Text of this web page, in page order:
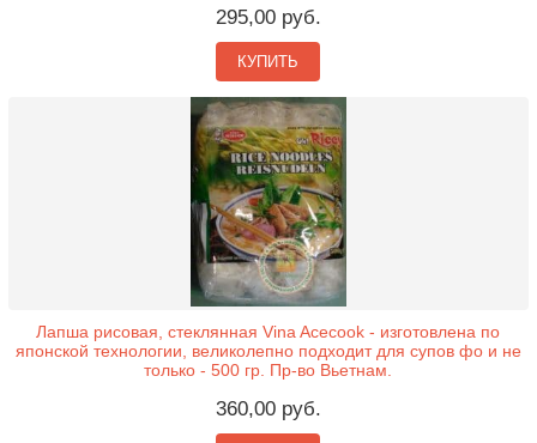
295,00 руб.
КУПИТЬ
Лапша рисовая, стеклянная Vina Acecook - изготовлена по
японской технологии, великолепно подходит для супов фо и не
только - 500 гр. Пр-во Вьетнам.
360,00 руб.